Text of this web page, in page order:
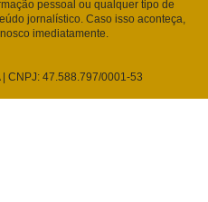
pessoal ou qualquer tipo de
jornalístico. Caso isso aconteça,
imediatamente.
| CNPJ: 47.588.797/0001-53